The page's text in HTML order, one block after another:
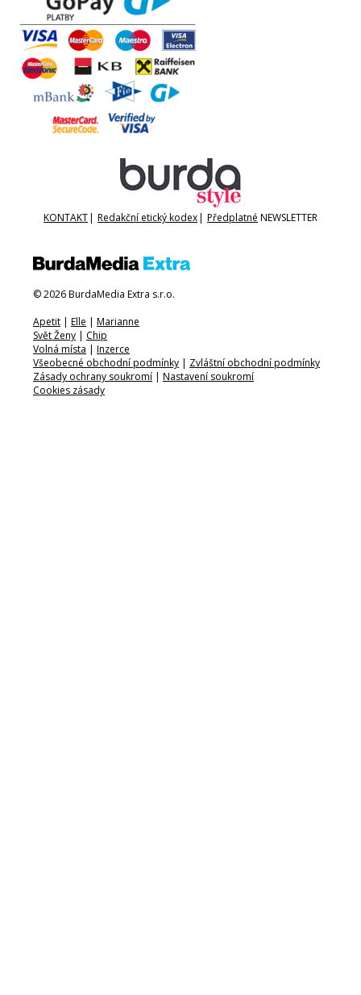
KONTAKT| Redakční etický kodex| Předplatné NEWSLETTER
© 2026 BurdaMedia Extra s.r.o.
Apetit | Elle | Marianne
Svět Ženy | Chip
Volná místa | Inzerce
Všeobecné obchodní podmínky | Zvláštní obchodní podmínky
Zásady ochrany soukromí | Nastavení soukromí
Cookies zásady